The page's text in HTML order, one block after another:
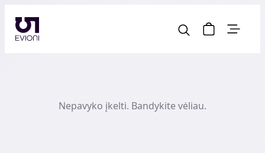
Nepavyko įkelti. Bandykite vėliau.